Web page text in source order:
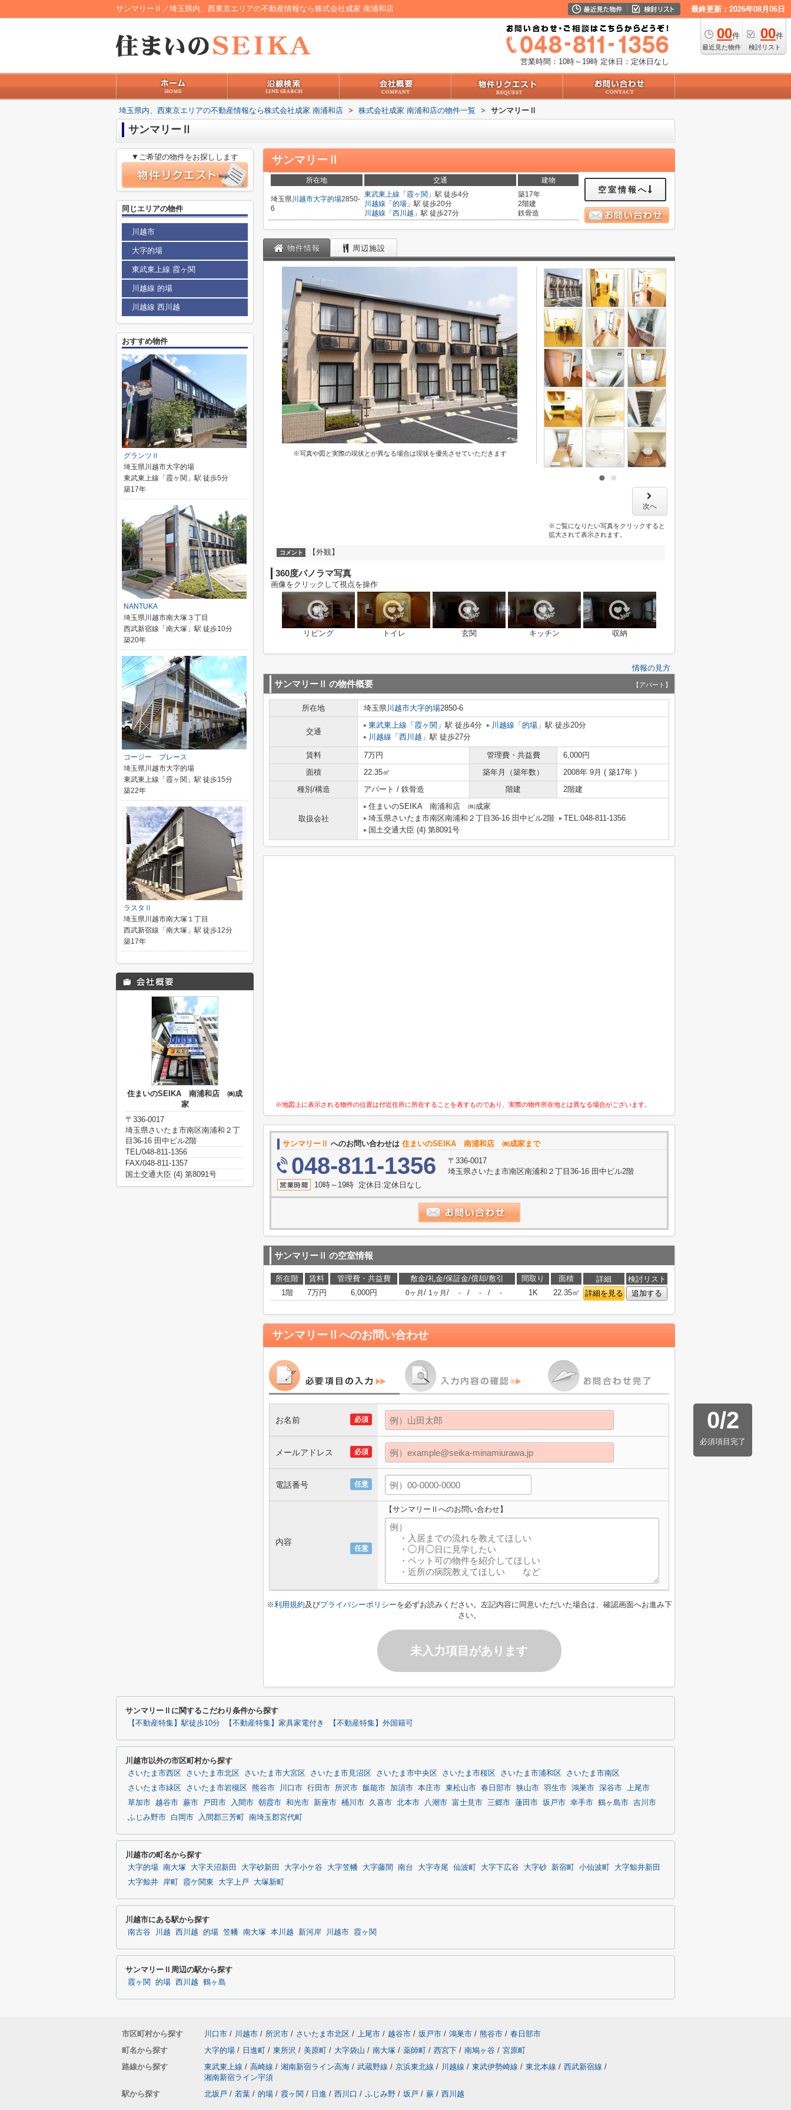
サンマリーⅡ／埼玉県内、西東京エリアの不動産情報なら株式会社成家 南浦和店 最終更新：2026年08月06日
00件
最近見た物件
00件
検討リスト
営業時間：10時～19時 定休日：定休日なし
埼玉県内、西東京エリアの不動産情報なら株式会社成家 南浦和店 > 株式会社成家 南浦和店の物件一覧 > サンマリーⅡ
サンマリーⅡ
サンマリーⅡ
所在地 交通 建物
埼玉県川越市大字的場2850-
6
東武東上線 「 霞ヶ関 」駅 徒歩4分
川越線 「 的場 」駅 徒歩20分
川越線 「 西川越 」駅 徒歩27分
築17年
2階建
鉄骨造
空室情報へ
物件情報 周辺施設
※写真や図と実際の現状とが異なる場合は現状を優先させていただきます
次へ
※ご覧になりたい写真をクリックすると
拡大されて表示されます。
コメント 【外観】
360度パノラマ写真
画像をクリックして視点を操作
リビング トイレ 玄関 キッチン 収納
情報の見方
サンマリーⅡ の物件概要 【アパート】
所在地 埼玉県川越市大字的場2850-6
交通
東武東上線 「 霞ヶ関 」駅 徒歩4分 川越線 「 的場 」駅 徒歩20分
川越線 「 西川越 」駅 徒歩27分
賃料 7万円 管理費・共益費
6,000円
面積
22.35㎡ 築年月（築年数）
2008年 9月 ( 築17年 )
種別/構造
アパート / 鉄骨造 階建 2階建
取扱会社
住まいのSEIKA 南浦和店 ㈱成家
埼玉県さいたま市南区南浦和２丁目36-16 田中ビル2階
TEL:048-811-1356
国土交通大臣 (4) 第8091号
※地図上に表示される物件の位置は付近住所に所在することを表すものであり、実際の物件所在地とは異なる場合がございます。
サンマリーⅡ へのお問い合わせは 住まいのSEIKA 南浦和店 ㈱成家まで
048-811-1356
〒336-0017
埼玉県さいたま市南区南浦和２丁目36-16 田中ビル2階
10時～19時 定休日:定休日なし
サンマリーⅡ の空室情報
所在階 賃料 管理費・共益費 敷金/礼金/保証金/償却/敷引 間取り 面積 詳細
検討リスト
1階
7万円 6,000円 0ヶ月 / 1ヶ月 / - / - / - 1K 22.35㎡ 詳細を見る 追加する
サンマリーⅡ へのお問い合わせ
0/2
必須項目完了
必須
お名前
必須
メールアドレス
任意
電話番号
任意
内容
【サンマリーⅡへのお問い合わせ】
※利用規約及びプライバシーポリシーを必ずお読みください。左記内容に同意いただいた場合は、確認画面へお進み下
さい。
未入力項目があります
▼ご希望の物件をお探しします
同じエリアの物件
川越市
大字的場
東武東上線 霞ヶ関
川越線 的場
川越線 西川越
おすすめ物件
グランツⅡ
埼玉県川越市大字的場
東武東上線「霞ヶ関」駅 徒歩5分
築17年
NANTUKA
埼玉県川越市南大塚３丁目
西武新宿線「南大塚」駅 徒歩10分
築20年
コージー プレース
埼玉県川越市大字的場
東武東上線「霞ヶ関」駅 徒歩15分
築22年
ラスタⅡ
埼玉県川越市南大塚１丁目
西武新宿線「南大塚」駅 徒歩12分
築17年
住まいのSEIKA 南浦和店 ㈱成
家
〒336-0017
埼玉県さいたま市南区南浦和２丁
目36-16 田中ビル2階
TEL/048-811-1356
FAX/048-811-1357
国土交通大臣 (4) 第8091号
サンマリーⅡに関するこだわり条件から探す
【不動産特集】駅徒歩10分 【不動産特集】家具家電付き 【不動産特集】外国籍可
川越市以外の市区町村から探す
さいたま市西区 さいたま市北区 さいたま市大宮区 さいたま市見沼区 さいたま市中央区 さいたま市桜区 さいたま市浦和区
さいたま市南区
さいたま市緑区
さいたま市岩槻区 熊谷市 川口市 行田市 所沢市 飯能市 加須市 本庄市 東松山市 春日部市 狭山市 羽生市 鴻巣市 深谷市 上尾市
草加市
越谷市 蕨市 戸田市 入間市 朝霞市 和光市 新座市 桶川市 久喜市 北本市 八潮市 富士見市 三郷市 蓮田市 坂戸市 幸手市 鶴ヶ島市 吉川市
ふじみ野市
白岡市 入間郡三芳町 南埼玉郡宮代町
川越市の町名から探す
大字的場 南大塚 大字天沼新田 大字砂新田 大字小ケ谷 大字笠幡 大字藤間 南台 大字寺尾 仙波町 大字下広谷 大字砂 新宿町 小仙波町
大字鯨井新田
大字鯨井
岸町 霞ケ関東 大字上戸 大塚新町
川越市にある駅から探す
南古谷 川越 西川越 的場 笠幡 南大塚 本川越 新河岸 川越市 霞ヶ関
サンマリーⅡ周辺の駅から探す
霞ヶ関 的場 西川越 鶴ヶ島
市区町村から探す 川口市 / 川越市 / 所沢市 / さいたま市北区 / 上尾市 / 越谷市 / 坂戸市 / 鴻巣市 / 熊谷市 / 春日部市
町名から探す
大字的場 / 日進町 / 東所沢 / 美原町 / 大字袋山 / 南大塚 / 薬師町 / 西宮下 / 南鳩ヶ谷 / 宮原町
路線から探す
東武東上線 / 高崎線 / 湘南新宿ライン高海 / 武蔵野線 / 京浜東北線 / 川越線 / 東武伊勢崎線 / 東北本線 / 西武新宿線 /
湘南新宿ライン宇須
駅から探す
北坂戸 / 若葉 / 的場 / 霞ヶ関 / 日進 / 西川口 / ふじみ野 / 坂戸 / 蕨 / 西川越